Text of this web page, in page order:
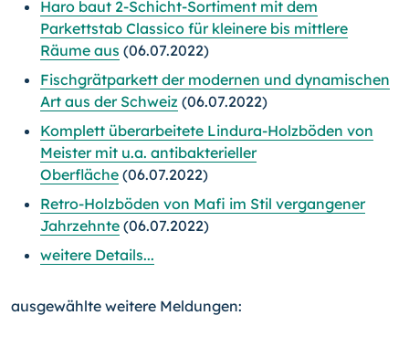
Haro baut 2-Schicht-Sortiment mit dem
Parkettstab Classico für kleinere bis mittlere
Räume aus (06.07.2022)
Fischgrätparkett der modernen und dynamischen
Art aus der Schweiz (06.07.2022)
Komplett überarbeitete Lindura-Holzböden von
Meister mit u.a. antibakterieller
Oberfläche (06.07.2022)
Retro-Holzböden von Mafi im Stil vergangener
Jahrzehnte (06.07.2022)
weitere Details...
ausgewählte weitere Meldungen: